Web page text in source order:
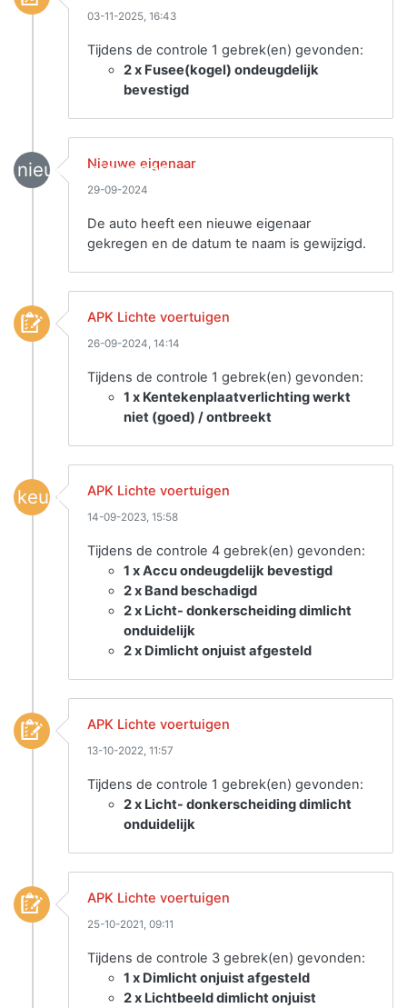
03-11-2025, 16:43
Tijdens de controle 1 gebrek(en) gevonden:
2 x Fusee(kogel) ondeugdelijk
bevestigd
nieuwe_eigenaar
Nieuwe eigenaar
29-09-2024
De auto heeft een nieuwe eigenaar
gekregen en de datum te naam is gewijzigd.
APK Lichte voertuigen
26-09-2024, 14:14
Tijdens de controle 1 gebrek(en) gevonden:
1 x Kentekenplaatverlichting werkt
niet (goed) / ontbreekt
keuring APK Lichte voertuigen
14-09-2023, 15:58
Tijdens de controle 4 gebrek(en) gevonden:
1 x Accu ondeugdelijk bevestigd
2 x Band beschadigd
2 x Licht- donkerscheiding dimlicht
onduidelijk
2 x Dimlicht onjuist afgesteld
APK Lichte voertuigen
13-10-2022, 11:57
Tijdens de controle 1 gebrek(en) gevonden:
2 x Licht- donkerscheiding dimlicht
onduidelijk
APK Lichte voertuigen
25-10-2021, 09:11
Tijdens de controle 3 gebrek(en) gevonden:
1 x Dimlicht onjuist afgesteld
2 x Lichtbeeld dimlicht onjuist